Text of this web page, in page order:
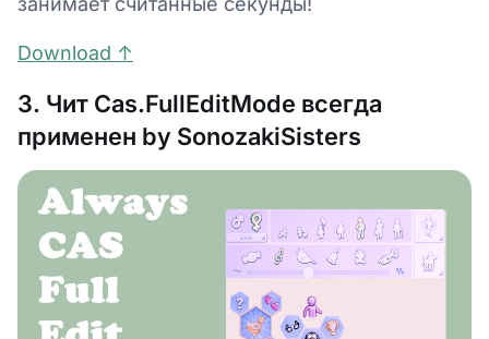
Download ↑
3. Чит Cas.FullEditMode всегда
применен by SonozakiSisters